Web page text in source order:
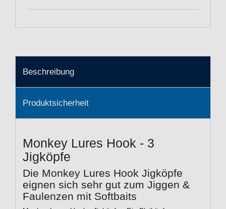
Beschreibung
Produktsicherheit
Monkey Lures Hook - 3
Jigköpfe
Die Monkey Lures Hook Jigköpfe
eignen sich sehr gut zum Jiggen &
Faulenzen mit Softbaits